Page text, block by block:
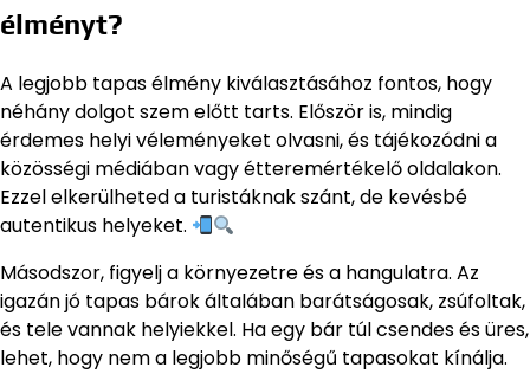
élményt?
A legjobb tapas élmény kiválasztásához fontos, hogy
néhány dolgot szem előtt tarts. Először is, mindig
érdemes helyi véleményeket olvasni, és tájékozódni a
közösségi médiában vagy étteremértékelő oldalakon.
Ezzel elkerülheted a turistáknak szánt, de kevésbé
autentikus helyeket.
Másodszor, figyelj a környezetre és a hangulatra. Az
igazán jó tapas bárok általában barátságosak, zsúfoltak,
és tele vannak helyiekkel. Ha egy bár túl csendes és üres,
lehet, hogy nem a legjobb minőségű tapasokat kínálja.